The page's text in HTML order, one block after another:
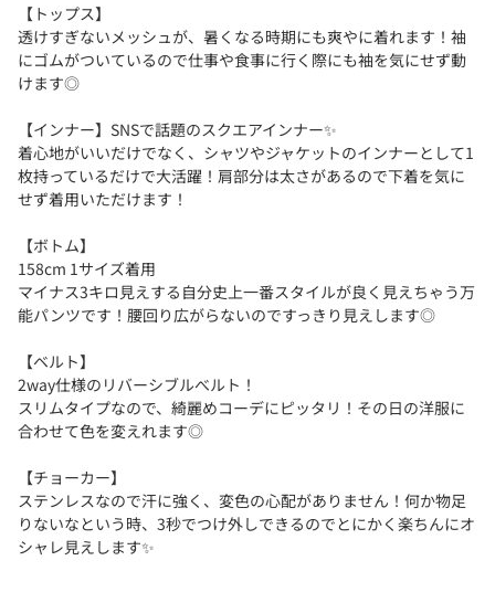
【トップス】
透けすぎないメッシュが、暑くなる時期にも爽やに着れます！袖
にゴムがついているので仕事や食事に行く際にも袖を気にせず動
けます◎
【インナー】SNSで話題のスクエアインナー✨
着心地がいいだけでなく、シャツやジャケットのインナーとして1
枚持っているだけで大活躍！肩部分は太さがあるので下着を気に
せず着用いただけます！
【ボトム】
158cm 1サイズ着用
マイナス3キロ見えする自分史上一番スタイルが良く見えちゃう万
能パンツです！腰回り広がらないのですっきり見えします◎
【ベルト】
2way仕様のリバーシブルべルト！
スリムタイプなので、綺麗めコーデにピッタリ！その日の洋服に
合わせて色を変えれます◎
【チョーカー】
ステンレスなので汗に強く、変色の心配がありません！何か物足
りないなという時、3秒でつけ外しできるのでとにかく楽ちんにオ
シャレ見えします✨